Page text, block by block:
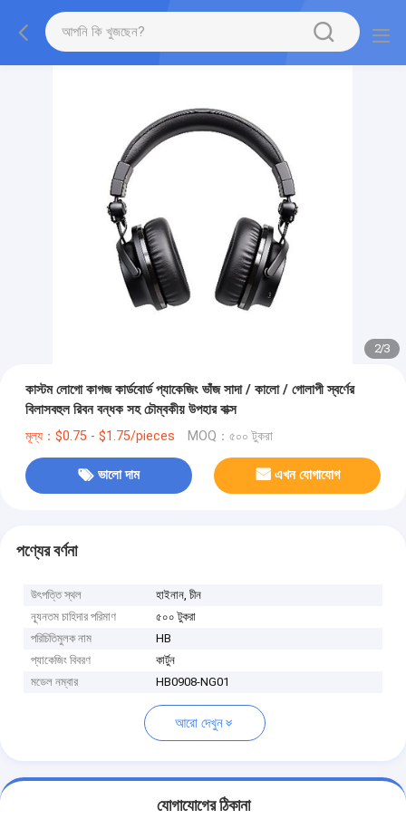
2/3
কাস্টম লোগো কাগজ কার্ডবোর্ড প্যাকেজিং ভাঁজ সাদা / কালো / গোলাপী স্বর্ণের
বিলাসবহুল রিবন বন্ধক সহ চৌম্বকীয় উপহার বাক্স
মূল্য：$0.75 - $1.75/pieces MOQ：৫০০ টুকরা
ভালো দাম এখন যোগাযোগ
পণ্যের বর্ণনা
উৎপত্তি স্থল
হাইনান, চীন
ন্যূনতম চাহিদার পরিমাণ
৫০০ টুকরা
পরিচিতিমুলক নাম
HB
প্যাকেজিং বিবরণ
কার্টুন
মডেল নম্বার
HB0908-NG01
আরো দেখুন
যোগাযোগের ঠিকানা